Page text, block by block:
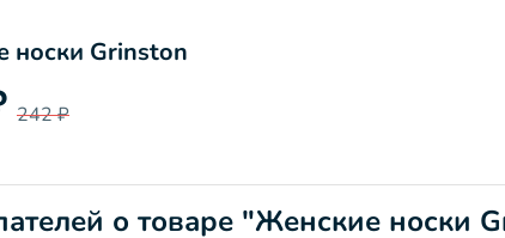
носки Grinston
242 ₽
о товаре "Женские